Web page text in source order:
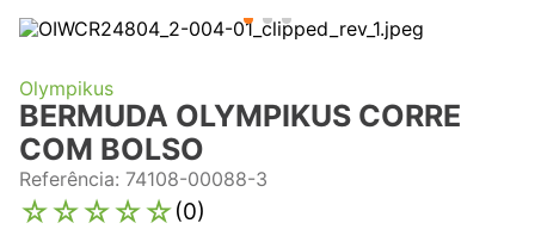
Olympikus
BERMUDA OLYMPIKUS CORRE
COM BOLSO
Referência: 74108-00088-3
☆☆☆☆☆(0)